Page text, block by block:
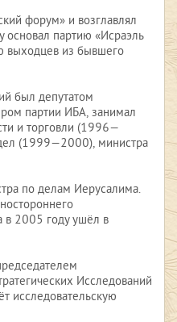
форум» и возглавлял
партию «Исраэль
выходцев из бывшего
был депутатом
партии ИБА, занимал
и торговли (1996—
(1999—2000), министра
по делам Иерусалима.
в 2005 году ушёл в
Исследований
исследовательскую